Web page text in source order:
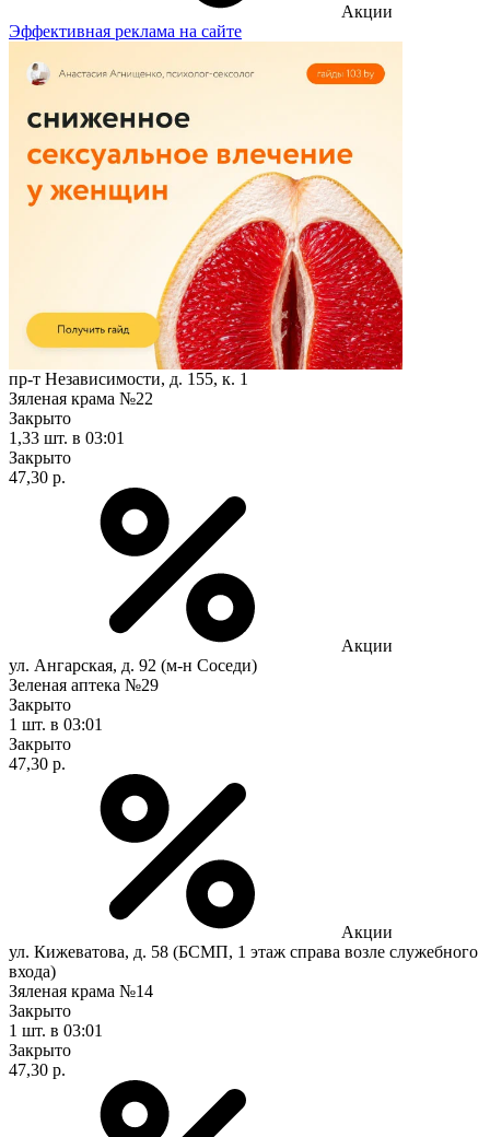
Акции
Эффективная реклама на сайте
пр-т Независимости, д. 155, к. 1
Зяленая крама №22
Закрыто
1,33 шт. в 03:01
Закрыто
47,30 р.
Акции
ул. Ангарская, д. 92 (м-н Соседи)
Зеленая аптека №29
Закрыто
1 шт. в 03:01
Закрыто
47,30 р.
Акции
ул. Кижеватова, д. 58 (БСМП, 1 этаж справа возле служебного
входа)
Зяленая крама №14
Закрыто
1 шт. в 03:01
Закрыто
47,30 р.